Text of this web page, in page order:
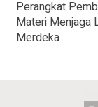
Perangkat
Materi Menjaga
Merdeka